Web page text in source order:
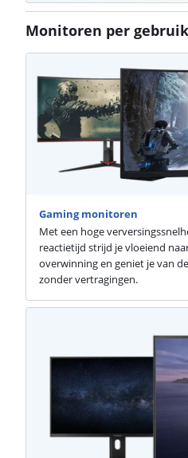
Monitoren per
Gaming monitoren
Met een hoge
reactietijd strijd je vloeiend
overwinning en geniet je van
zonder vertragingen.